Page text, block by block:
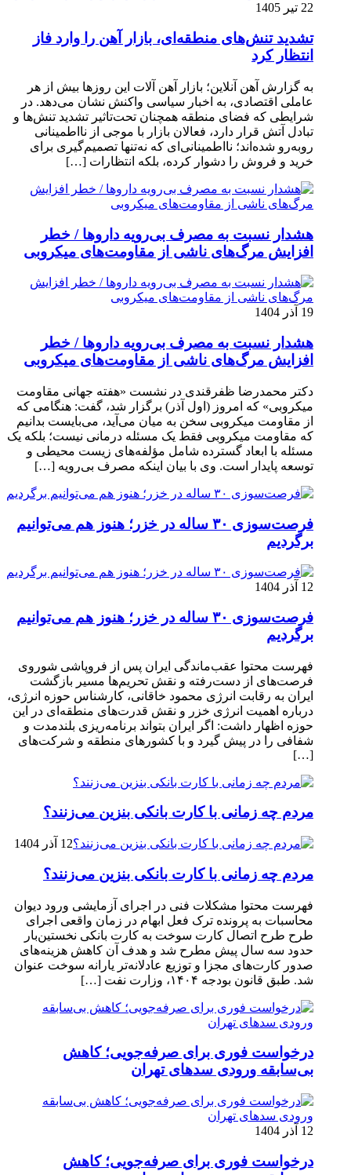
22 تیر 1405
تشدید تنش‌های منطقه‌ای، بازار آهن را وارد فاز
انتظار کرد
به گزارش آهن آنلاین؛ بازار آهن آلات این روزها بیش از هر
عاملی اقتصادی، به اخبار سیاسی واکنش نشان می‌دهد. در
شرایطی که فضای منطقه همچنان تحت‌تاثیر تشدید تنش‌ها و
تبادل آتش قرار دارد، فعالان بازار با موجی از نااطمینانی
روبه‌رو شده‌اند؛ نااطمینانی‌ای که نه‌تنها تصمیم‌گیری برای
خرید و فروش را دشوار کرده، بلکه انتظارات […]
هشدار نسبت به مصرف بی‌رویه داروها / خطر
افزایش مرگ‌های ناشی از مقاومت‌های میکروبی
19 آذر 1404
هشدار نسبت به مصرف بی‌رویه داروها / خطر
افزایش مرگ‌های ناشی از مقاومت‌های میکروبی
دکتر محمدرضا ظفرقندی در نشست «هفته جهانی مقاومت
میکروبی» که امروز (اول آذر) برگزار شد، گفت: هنگامی که
از مقاومت میکروبی سخن به میان می‌آید، می‌بایست بدانیم
که مقاومت میکروبی فقط یک مسئله درمانی نیست؛ بلکه یک
مسئله با ابعاد گسترده شامل مؤلفه‌های زیست محیطی و
توسعه پایدار است. وی با بیان اینکه مصرف بی‌رویه […]
فرصت‌سوزی ۳۰ ساله در خزر؛ هنوز هم می‌توانیم
برگردیم
12 آذر 1404
فرصت‌سوزی ۳۰ ساله در خزر؛ هنوز هم می‌توانیم
برگردیم
فهرست محتوا عقب‌ماندگی ایران پس از فروپاشی شوروی
فرصت‌های از دست‌رفته و نقش تحریم‌ها مسیر بازگشت
ایران به رقابت انرژی محمود خاقانی، کارشناس حوزه انرژی،
درباره اهمیت انرژی خزر و نقش قدرت‌های منطقه‌ای در این
حوزه اظهار داشت: اگر ایران بتواند برنامه‌ریزی بلندمدت و
شفافی را در پیش گیرد و با کشورهای منطقه و شرکت‌های
[…]
مردم چه زمانی با کارت بانکی بنزین می‌زنند؟
12 آذر 1404
مردم چه زمانی با کارت بانکی بنزین می‌زنند؟
فهرست محتوا مشکلات فنی در اجرای آزمایشی ورود دیوان
محاسبات به پرونده ترک فعل ابهام در زمان واقعی اجرای
طرح طرح اتصال کارت سوخت به کارت بانکی نخستین‌بار
حدود سه سال پیش مطرح شد و هدف آن کاهش هزینه‌های
صدور کارت‌های مجزا و توزیع عادلانه‌تر یارانه سوخت عنوان
شد. طبق قانون بودجه ۱۴۰۴، وزارت نفت […]
درخواست فوری برای صرفه‌جویی؛ کاهش
بی‌سابقه ورودی سدهای تهران
12 آذر 1404
درخواست فوری برای صرفه‌جویی؛ کاهش